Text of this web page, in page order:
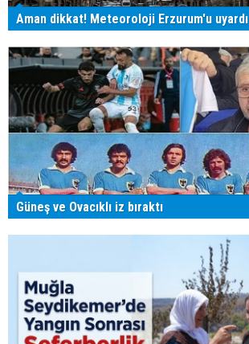
Aman dikkat! Meteoroloji Erzurum'u uyardı
Güneş ve Ovacıklı iz bıraktı